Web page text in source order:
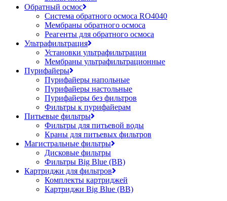
Обратный осмос
Система обратного осмоса RO4040
Мембраны обратного осмоса
Реагенты для обратного осмоса
Ультрафильтрация
Установки ультрафильтрации
Мембраны ультрафильтрационные
Пурифайеры
Пурифайеры напольные
Пурифайеры настольные
Пурифайеры без фильтров
Фильтры к пурифайерам
Питьевые фильтры
Фильтры для питьевой воды
Краны для питьевых фильтров
Магистральные фильтры
Дисковые фильтры
Фильтры Big Blue (BB)
Картриджи для фильтров
Комплекты картриджей
Картриджи Big Blue (BB)